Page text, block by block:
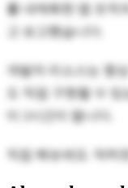
를 내재화한 앱 조직
고 보고했습니다.
개발자 리소스는 항
도 직접 구현할 수
이 2시간이 됩니다.
직접 해보세요. 막히